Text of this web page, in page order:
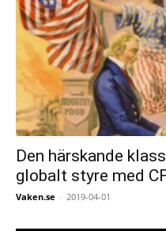
Den härskande
globalt styre med
Vaken.se - 2019-04-01